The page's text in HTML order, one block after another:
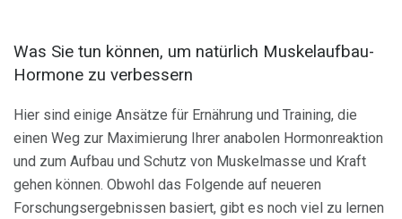
Was Sie tun können, um natürlich Muskelaufbau-
Hormone zu verbessern
Hier sind einige Ansätze für Ernährung und Training, die
einen Weg zur Maximierung Ihrer anabolen Hormonreaktion
und zum Aufbau und Schutz von Muskelmasse und Kraft
gehen können. Obwohl das Folgende auf neueren
Forschungsergebnissen basiert, gibt es noch viel zu lernen